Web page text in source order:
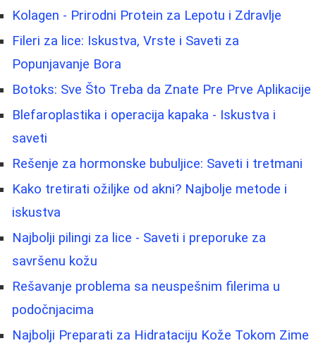
Kolagen - Prirodni Protein za Lepotu i Zdravlje
Fileri za lice: Iskustva, Vrste i Saveti za
Popunjavanje Bora
Botoks: Sve Što Treba da Znate Pre Prve Aplikacije
Blefaroplastika i operacija kapaka - Iskustva i
saveti
Rešenje za hormonske bubuljice: Saveti i tretmani
Kako tretirati ožiljke od akni? Najbolje metode i
iskustva
Najbolji pilingi za lice - Saveti i preporuke za
savršenu kožu
Rešavanje problema sa neuspešnim filerima u
podočnjacima
Najbolji Preparati za Hidrataciju Kože Tokom Zime